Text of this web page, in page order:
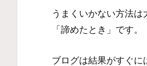
うまくいかない方法
「諦めたとき」です。
ブログは結果がすぐ